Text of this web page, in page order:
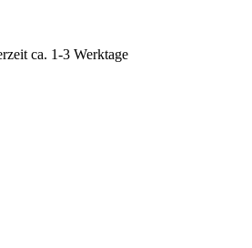
ca. 1-3 Werktage